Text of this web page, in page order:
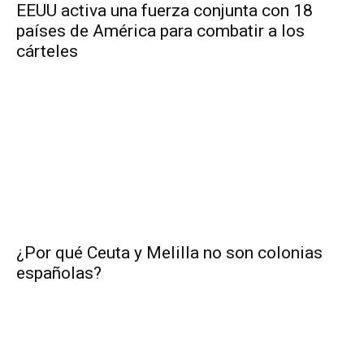
EEUU activa una fuerza conjunta con 18
países de América para combatir a los
cárteles
¿Por qué Ceuta y Melilla no son colonias
españolas?